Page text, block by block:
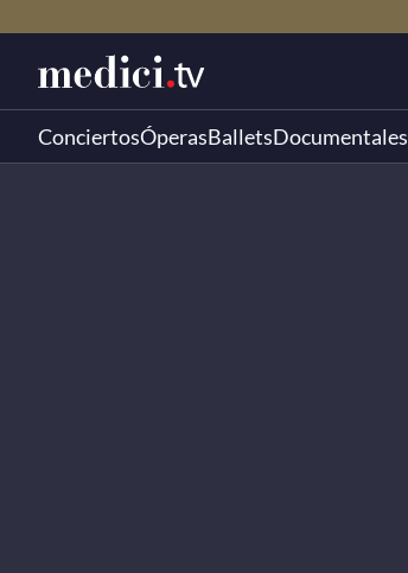
ConciertosÓperasBalletsDocumentales